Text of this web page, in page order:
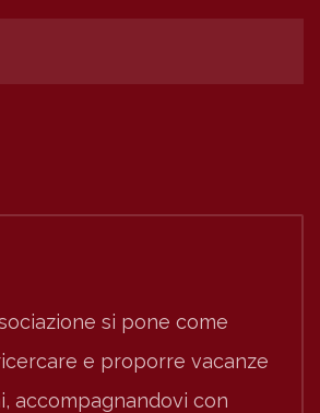
si pone come
e proporre vacanze
accompagnandovi con